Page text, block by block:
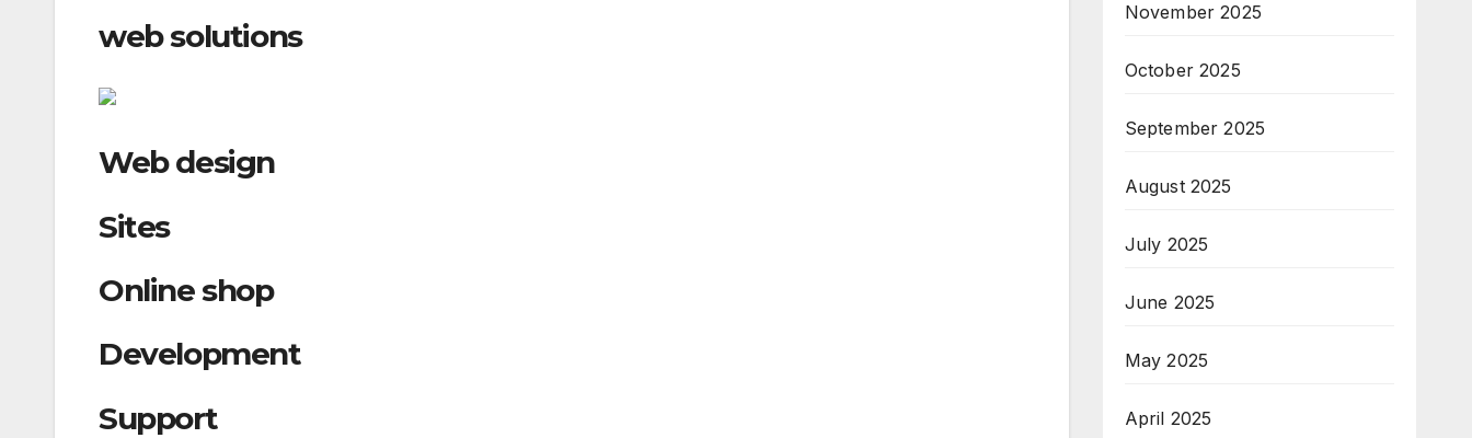
web solutions
Web design
Sites
Online shop
Development
Support
November 2025
October 2025
September 2025
August 2025
July 2025
June 2025
May 2025
April 2025